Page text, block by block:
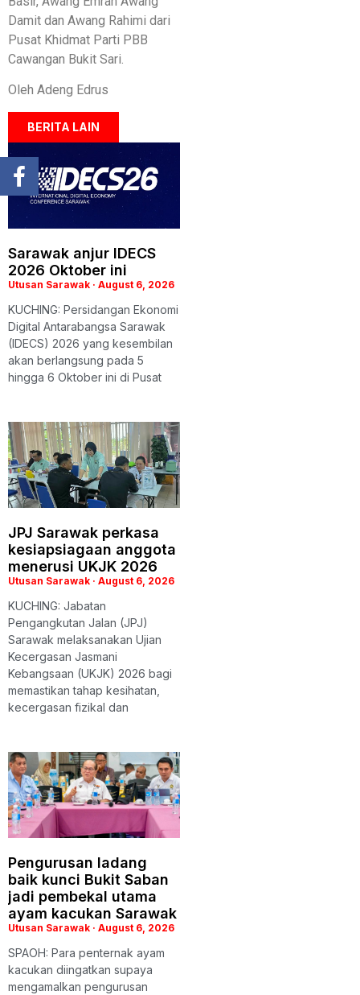
Damit dan Awang Rahimi dari
Pusat Khidmat Parti PBB
Cawangan Bukit Sari.
Oleh Adeng Edrus
BERITA LAIN
Sarawak anjur IDECS
2026 Oktober ini
Utusan Sarawak August 6, 2026
KUCHING: Persidangan Ekonomi
Digital Antarabangsa Sarawak
(IDECS) 2026 yang kesembilan
akan berlangsung pada 5
hingga 6 Oktober ini di Pusat
JPJ Sarawak perkasa
kesiapsiagaan anggota
menerusi UKJK 2026
Utusan Sarawak August 6, 2026
KUCHING: Jabatan
Pengangkutan Jalan (JPJ)
Sarawak melaksanakan Ujian
Kecergasan Jasmani
Kebangsaan (UKJK) 2026 bagi
memastikan tahap kesihatan,
kecergasan fizikal dan
Pengurusan ladang
baik kunci Bukit Saban
jadi pembekal utama
ayam kacukan Sarawak
Utusan Sarawak August 6, 2026
SPAOH: Para penternak ayam
kacukan diingatkan supaya
mengamalkan pengurusan